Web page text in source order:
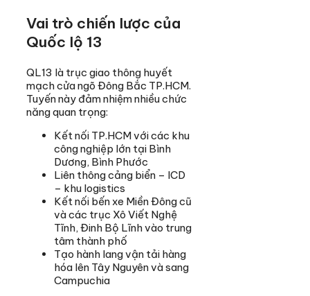
Vai trò chiến lược của
Quốc lộ 13
QL13 là trục giao thông huyết
mạch cửa ngõ Đông Bắc TP.HCM.
Tuyến này đảm nhiệm nhiều chức
năng quan trọng:
Kết nối TP.HCM với các khu
công nghiệp lớn tại Bình
Dương, Bình Phước
Liên thông cảng biển – ICD
– khu logistics
Kết nối bến xe Miền Đông cũ
và các trục Xô Viết Nghệ
Tĩnh, Đinh Bộ Lĩnh vào trung
tâm thành phố
Tạo hành lang vận tải hàng
hóa lên Tây Nguyên và sang
Campuchia